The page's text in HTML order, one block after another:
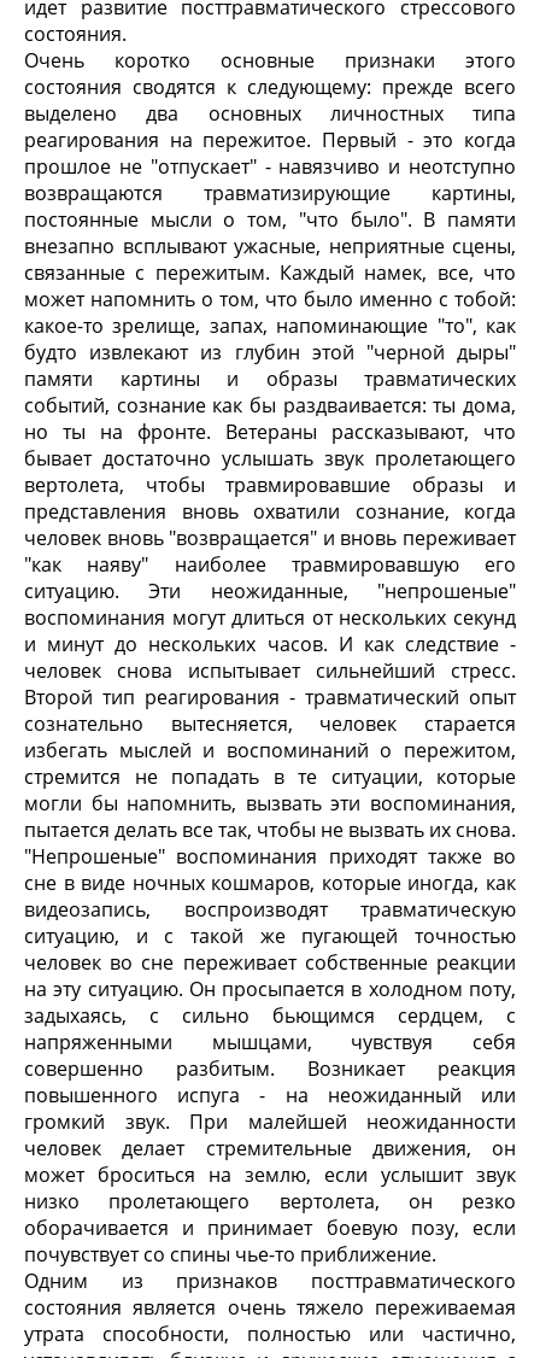
идет развитие посттравматического стрессового
состояния.
Очень коротко основные признаки этого
состояния сводятся к следующему: прежде всего
выделено два основных личностных типа
реагирования на пережитое. Первый - это когда
прошлое не "отпускает" - навязчиво и неотступно
возвращаются травматизирующие картины,
постоянные мысли о том, "что было". В памяти
внезапно всплывают ужасные, неприятные сцены,
связанные с пережитым. Каждый намек, все, что
может напомнить о том, что было именно с тобой:
какое-то зрелище, запах, напоминающие "то", как
будто извлекают из глубин этой "черной дыры"
памяти картины и образы травматических
событий, сознание как бы раздваивается: ты дома,
но ты на фронте. Ветераны рассказывают, что
бывает достаточно услышать звук пролетающего
вертолета, чтобы травмировавшие образы и
представления вновь охватили сознание, когда
человек вновь "возвращается" и вновь переживает
"как наяву" наиболее травмировавшую его
ситуацию. Эти неожиданные, "непрошеные"
воспоминания могут длиться от нескольких секунд
и минут до нескольких часов. И как следствие -
человек снова испытывает сильнейший стресс.
Второй тип реагирования - травматический опыт
сознательно вытесняется, человек старается
избегать мыслей и воспоминаний о пережитом,
стремится не попадать в те ситуации, которые
могли бы напомнить, вызвать эти воспоминания,
пытается делать все так, чтобы не вызвать их снова.
"Непрошеные" воспоминания приходят также во
сне в виде ночных кошмаров, которые иногда, как
видеозапись, воспроизводят травматическую
ситуацию, и с такой же пугающей точностью
человек во сне переживает собственные реакции
на эту ситуацию. Он просыпается в холодном поту,
задыхаясь, с сильно бьющимся сердцем, с
напряженными мышцами, чувствуя себя
совершенно разбитым. Возникает реакция
повышенного испуга - на неожиданный или
громкий звук. При малейшей неожиданности
человек делает стремительные движения, он
может броситься на землю, если услышит звук
низко пролетающего вертолета, он резко
оборачивается и принимает боевую позу, если
почувствует со спины чье-то приближение.
Одним из признаков посттравматического
состояния является очень тяжело переживаемая
утрата способности, полностью или частично,